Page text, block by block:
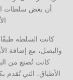
أن بعض سلطات
كانت السلطه
والبصل، مع إضافة
كانت تُصنع من
الأطباق، التي